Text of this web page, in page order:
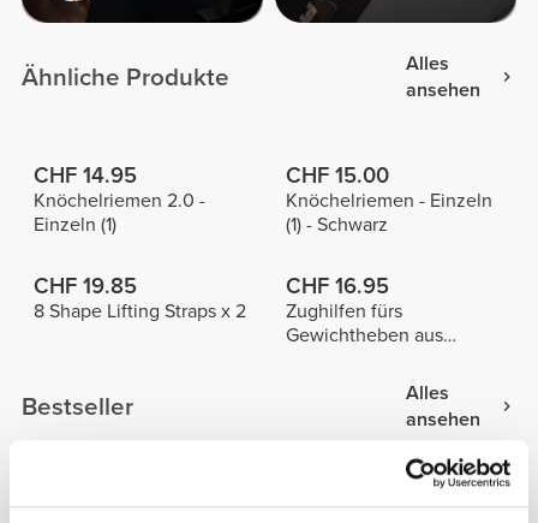
Ähnliche Produkte
Alles
ansehen
CHF 14.95
Knöchelriemen 2.0 -
Einzeln (1)
CHF 15.00
Knöchelriemen - Einzeln
(1) - Schwarz
CHF 19.85
8 Shape Lifting Straps x 2
CHF 16.95
Zughilfen fürs
Gewichtheben aus
Bestseller
Alles
ansehen
CHF 10.00 CHF 35.00